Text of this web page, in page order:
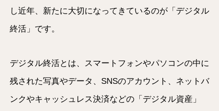
し近年、新たに大切になってきているのが「デジタル
終活」です。
デジタル終活とは、スマートフォンやパソコンの中に
残された写真やデータ、SNSのアカウント、ネットバ
ンクやキャッシュレス決済などの「デジタル資産」